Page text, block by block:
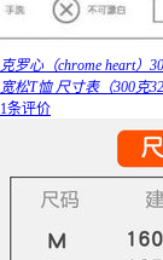
克罗心（chrome heart）
宽松T恤 尺寸表（300克
1条评价